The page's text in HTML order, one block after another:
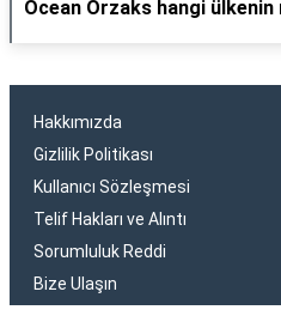
Ocean Orzaks hangi ülkenin
Hakkımızda
Gizlilik Politikası
Kullanıcı Sözleşmesi
Telif Hakları ve Alıntı
Sorumluluk Reddi
Bize Ulaşın